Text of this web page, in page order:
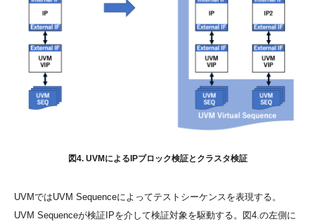
図4. UVMによるIPブロック検証とクラスタ検証
UVMではUVM Sequenceによってテストシーケンスを表現する。
UVM Sequenceが検証IPを介して検証対象を駆動する。図4.の左側に